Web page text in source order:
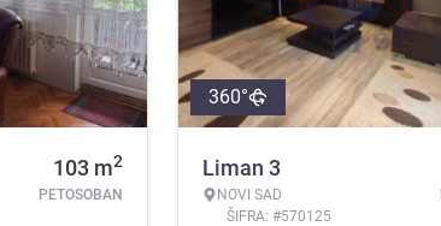
103 m2
PETOSOBAN
360°
Liman 3
NOVI SAD
ŠIFRA: #570125